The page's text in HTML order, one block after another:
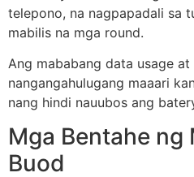
telepono, na nagpapadali sa
mabilis na mga round.
Ang mababang data usage
nangangahulugang maaari
nang hindi nauubos ang
Mga Bentahe ng
Buod